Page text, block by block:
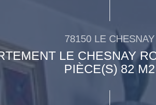
78150 LE CHESNAY
LE CHESNAY
PIÈCE(S) 82 M2